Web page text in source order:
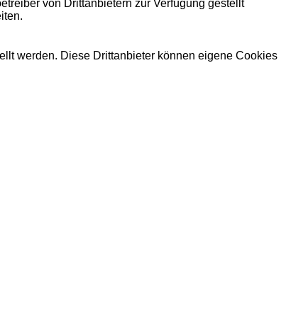
von Drittanbietern zur Verfügung gestellt
werden. Diese Drittanbieter können eigene Cookies